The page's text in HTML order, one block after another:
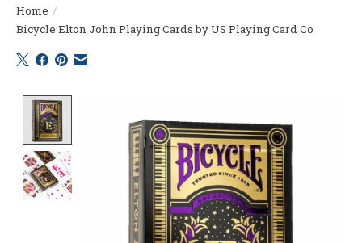
Home /
Bicycle Elton John Playing Cards by US Playing Card Co